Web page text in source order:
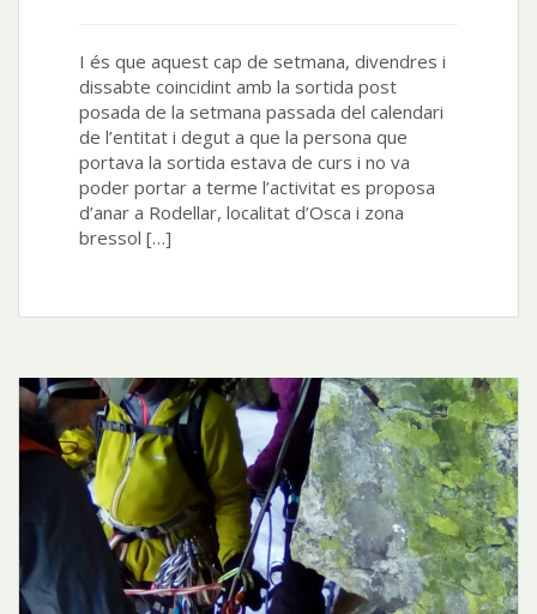
I és que aquest cap de setmana, divendres i
dissabte coincidint amb la sortida post
posada de la setmana passada del calendari
de l’entitat i degut a que la persona que
portava la sortida estava de curs i no va
poder portar a terme l’activitat es proposa
d’anar a Rodellar, localitat d’Osca i zona
bressol […]